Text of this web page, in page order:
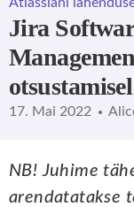
Jira
17. Mai 2022
NB! Juhime
arendatatakse